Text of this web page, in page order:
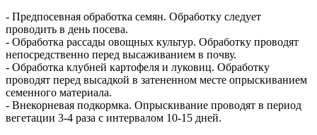
- Предпосевная обработка семян. Обработку следует
проводить в день посева.
- Обработка рассады овощных культур. Обработку проводят
непосредственно перед высаживанием в почву.
- Обработка клубней картофеля и луковиц. Обработку
проводят перед высадкой в затененном месте опрыскиванием
семенного материала.
- Внекорневая подкормка. Опрыскивание проводят в период
вегетации 3-4 раза с интервалом 10-15 дней.